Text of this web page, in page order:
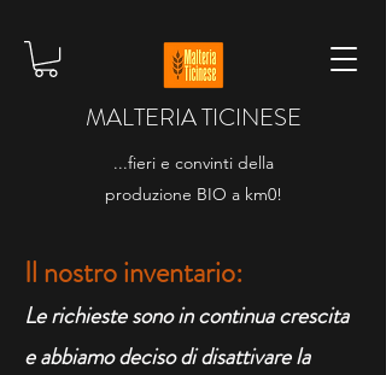
MALTERIA TICINESE
...fieri e convinti della
produzione BIO a km0!
Il nostroinventario:
Le richieste sono in continua crescita
e abbiamo deciso di disattivare la